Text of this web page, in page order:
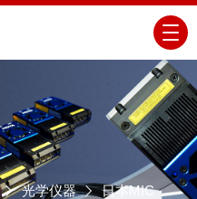
光学仪器
日本MIC